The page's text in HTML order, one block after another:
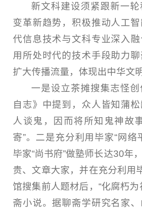
新文科建设须紧跟新一
变革新趋势，积极推动人工
代信息技术与文科专业深入
用所处时代的技术手段助力聊
扩大传播流量，体现出中华文
一是设立茶摊搜集志怪
自志》中提到，众人皆知蒲
人谈鬼，因而将所知鬼神故
寄”。二是充分利用毕家“网络
毕家“尚书府”做塾师长达30年
贵、文章大家，并在充分利用
馆搜集前人题材后，“化腐朽为
斋小说。据聊斋学研究名家